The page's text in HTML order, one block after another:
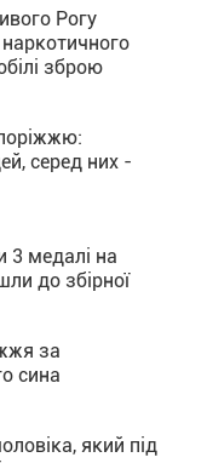
Рогу
наркотичного
зброю
серед них -
3 медалі на
до збірної
за
сина
який під